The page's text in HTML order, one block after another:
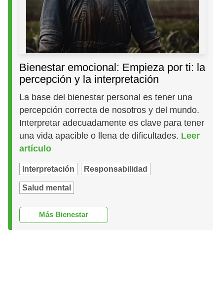
Bienestar emocional: Empieza por ti: la
percepción y la interpretación
La base del bienestar personal es tener una
percepción correcta de nosotros y del mundo.
Interpretar adecuadamente es clave para tener
una vida apacible o llena de dificultades. Leer
artículo
Interpretación Responsabilidad
Salud mental
Más Bienestar